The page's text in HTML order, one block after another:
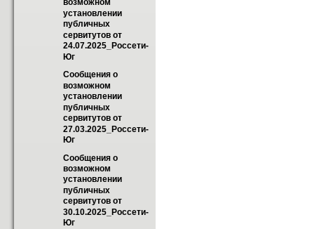
возможном
установлении
публичных
сервитутов от
24.07.2025_Россети-
Юг
Сообщения о
возможном
установлении
публичных
сервитутов от
27.03.2025_Россети-
Юг
Сообщения о
возможном
установлении
публичных
сервитутов от
30.10.2025_Россети-
Юг